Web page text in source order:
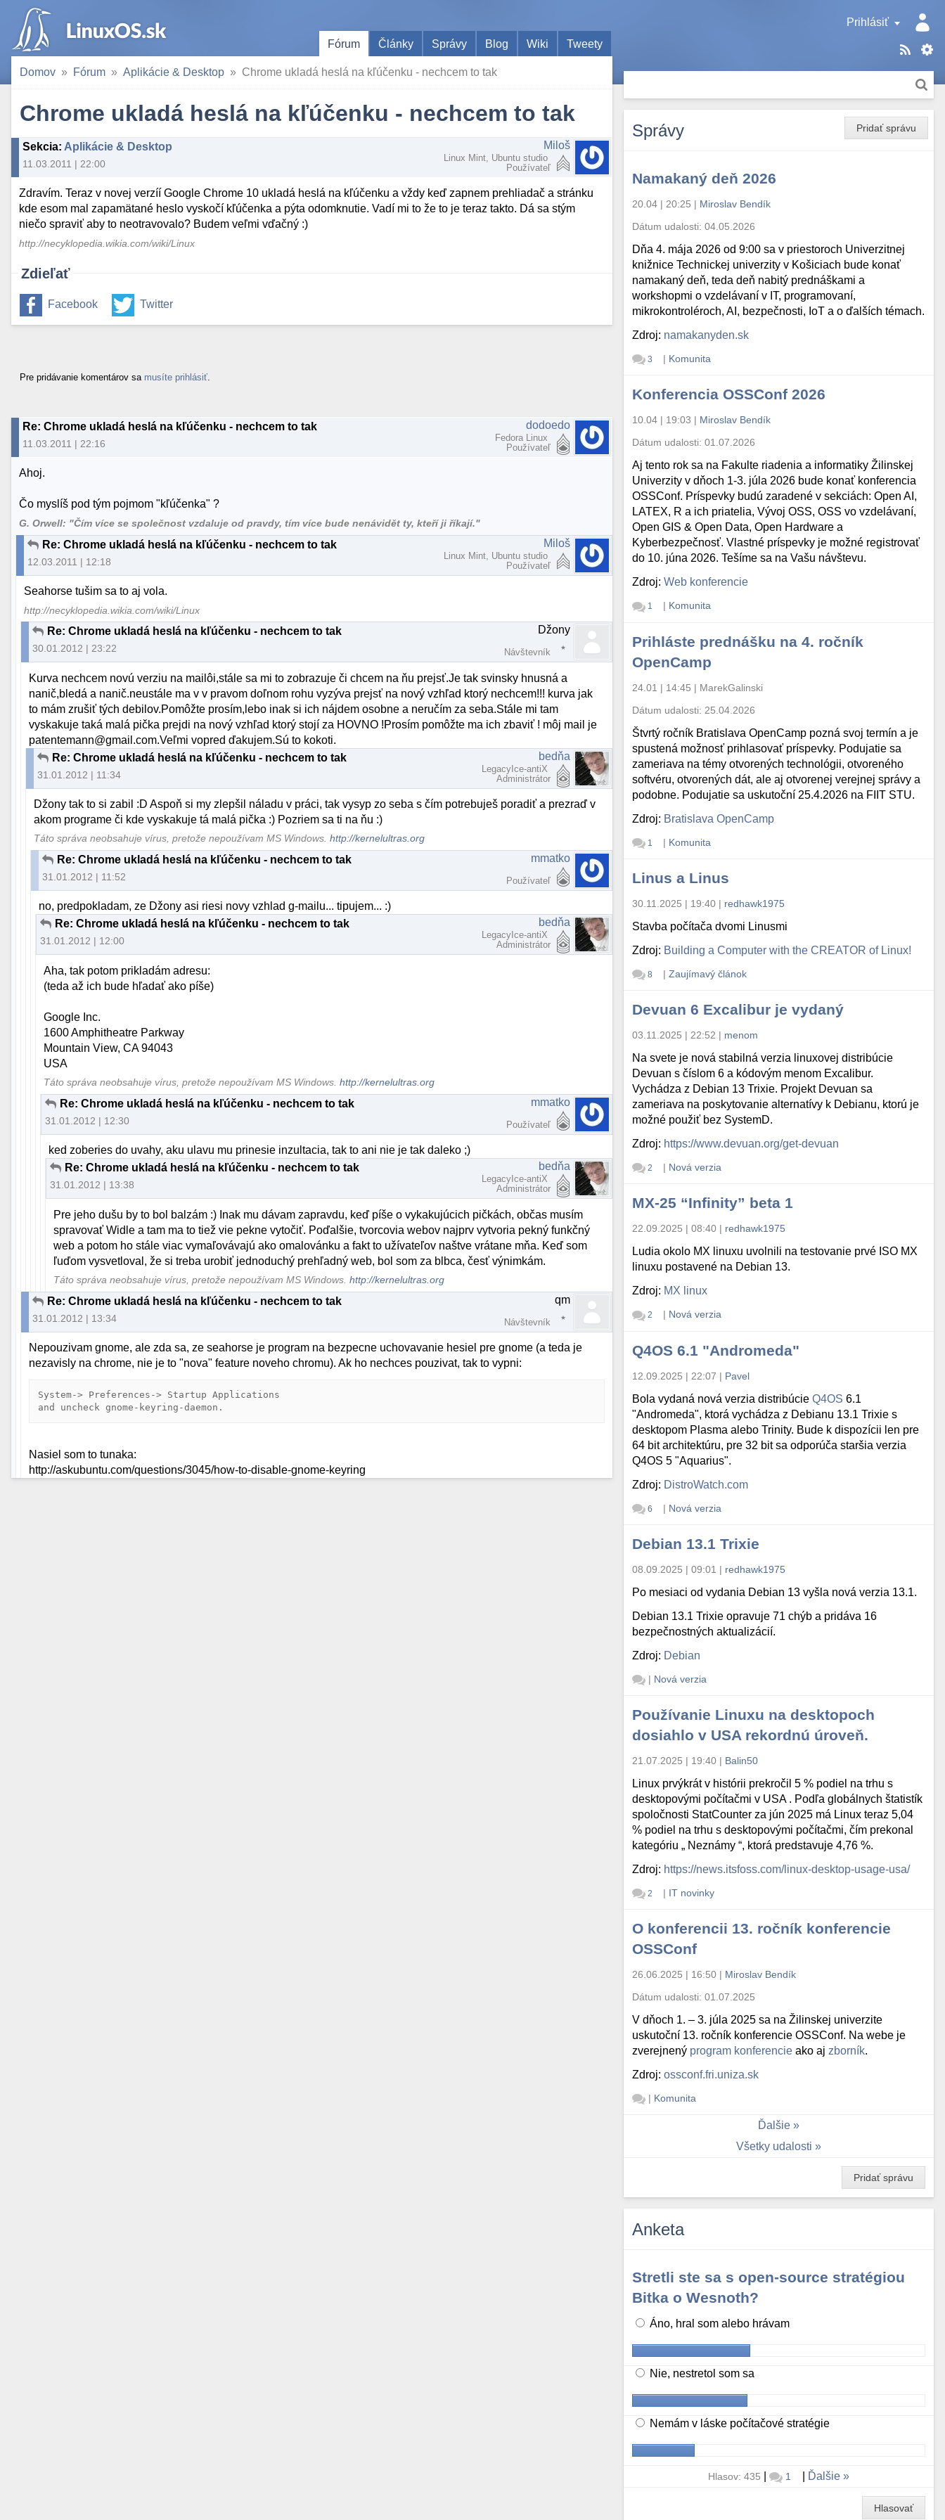
Prihlásiť
Fórum
Články Správy Blog Wiki Tweety
Domov Fórum Aplikácie & Desktop Chrome ukladá heslá na kľúčenku - nechcem to tak
Chrome ukladá heslá na kľúčenku - nechcem to tak
Sekcia: Aplikácie & Desktop
11.03.2011 | 22:00
Miloš
Linux Mint, Ubuntu studio
Používateľ
Zdravím. Teraz v novej verzíí Google Chrome 10 ukladá heslá na kľúčenku a vždy keď zapnem prehliadač a stránku
kde esom mal zapamätané heslo vyskočí kľúčenka a pýta odomknutie. Vadí mi to že to je teraz takto. Dá sa stým
niečo spraviť aby to neotravovalo? Budem veľmi vďačný :)
http://necyklopedia.wikia.com/wiki/Linux
Zdieľať
Facebook Twitter
Pre pridávanie komentárov sa musíte prihlásiť
Re: Chrome ukladá heslá na kľúčenku - nechcem to tak
11.03.2011 | 22:16
dodoedo
Fedora Linux
Používateľ
Ahoj.
Čo myslíš pod tým pojmom "kľúčenka" ?
G. Orwell: "Čím více se společnost vzdaluje od pravdy, tím více bude nenávidět ty, kteří ji říkají."
Re: Chrome ukladá heslá na kľúčenku - nechcem to tak
12.03.2011 | 12:18
Miloš
Linux Mint, Ubuntu studio
Používateľ
Seahorse tušim sa to aj vola.
http://necyklopedia.wikia.com/wiki/Linux
Re: Chrome ukladá heslá na kľúčenku - nechcem to tak
30.01.2012 | 23:22
Džony
Návštevník
Kurva nechcem novú verziu na mailôi,stále sa mi to zobrazuje či chcem na ňu prejsť.Je tak svinsky hnusná a
nanič,bledá a nanič.neustále ma v v pravom doľnom rohu vyzýva prejsť na nový vzhľad ktorý nechcem!!! kurva jak
to mám zrušiť tých debilov.Pomôžte prosím,lebo inak si ich nájdem osobne a neručím za seba.Stále mi tam
vyskakuje taká malá pička prejdi na nový vzhľad ktorý stojí za HOVNO !Prosím pomôžte ma ich zbaviť ! môj mail je
patentemann@gmail.com.Veľmi vopred ďakujem.Sú to kokoti.
Re: Chrome ukladá heslá na kľúčenku - nechcem to tak
31.01.2012 | 11:34
bedňa
LegacyIce-antiX
Administrátor
Džony tak to si zabil :D Aspoň si my zlepšil náladu v práci, tak vysyp zo seba s čím potrebuješ poradiť a prezraď v
akom programe či kde vyskakuje tá malá pička :) Pozriem sa ti na ňu :)
Táto správa neobsahuje vírus, pretože nepoužívam MS Windows.http://kernelultras.org
Re: Chrome ukladá heslá na kľúčenku - nechcem to tak
31.01.2012 | 11:52
mmatko
Používateľ
no, predpokladam, ze Džony asi riesi novy vzhlad g-mailu... tipujem... :)
Re: Chrome ukladá heslá na kľúčenku - nechcem to tak
31.01.2012 | 12:00
bedňa
LegacyIce-antiX
Administrátor
Aha, tak potom prikladám adresu:
(teda až ich bude hľadať ako píše)
Google Inc.
1600 Amphitheatre Parkway
Mountain View, CA 94043
USA
Táto správa neobsahuje vírus, pretože nepoužívam MS Windows.http://kernelultras.org
Re: Chrome ukladá heslá na kľúčenku - nechcem to tak
31.01.2012 | 12:30
mmatko
Používateľ
ked zoberies do uvahy, aku ulavu mu prinesie inzultacia, tak to ani nie je tak daleko ;)
Re: Chrome ukladá heslá na kľúčenku - nechcem to tak
31.01.2012 | 13:38
bedňa
LegacyIce-antiX
Administrátor
Pre jeho dušu by to bol balzám :) Inak mu dávam zapravdu, keď píše o vykakujúcich pičkách, občas musím
spravovať Widle a tam ma to tiež vie pekne vytočiť. Poďalšie, tvorcovia webov najprv vytvoria pekný funkčný
web a potom ho stále viac vymaľovávajú ako omalovánku a fakt to užívateľov naštve vrátane mňa. Keď som
ľuďom vysvetloval, že si treba urobiť jednoduchý prehľadný web, bol som za blbca, česť výnimkám.
Táto správa neobsahuje vírus, pretože nepoužívam MS Windows.http://kernelultras.org
Re: Chrome ukladá heslá na kľúčenku - nechcem to tak
31.01.2012 | 13:34
qm
Návštevník
Nepouzivam gnome, ale zda sa, ze seahorse je program na bezpecne uchovavanie hesiel pre gnome (a teda je
nezavisly na chrome, nie je to "nova" feature noveho chromu). Ak ho nechces pouzivat, tak to vypni:
System-> Preferences-> Startup Applications
and uncheck gnome-keyring-daemon.
Nasiel som to tunaka:
http://askubuntu.com/questions/3045/how-to-disable-gnome-keyring
Pridať správu
Správy
Namakaný deň 2026
20.04 | 20:25 | Miroslav Bendík
Dátum udalosti:04.05.2026
Dňa 4. mája 2026 od 9:00 sa v priestoroch Univerzitnej
knižnice Technickej univerzity v Košiciach bude konať
namakaný deň, teda deň nabitý prednáškami a
workshopmi o vzdelávaní v IT, programovaní,
mikrokontroléroch, AI, bezpečnosti, IoT a o ďalších témach.
Zdroj: namakanyden.sk
3 | Komunita
Konferencia OSSConf 2026
10.04 | 19:03 | Miroslav Bendík
Dátum udalosti:01.07.2026
Aj tento rok sa na Fakulte riadenia a informatiky Žilinskej
Univerzity v dňoch 1-3. júla 2026 bude konať konferencia
OSSConf. Príspevky budú zaradené v sekciách: Open AI,
LATEX, R a ich priatelia, Vývoj OSS, OSS vo vzdelávaní,
Open GIS & Open Data, Open Hardware a
Kyberbezpečnosť. Vlastné príspevky je možné registrovať
do 10. júna 2026. Tešíme sa na Vašu návštevu.
Zdroj:Web konferencie
1 | Komunita
Prihláste prednášku na 4. ročník
OpenCamp
24.01 | 14:45 | MarekGalinski
Dátum udalosti: 25.04.2026
Štvrtý ročník Bratislava OpenCamp pozná svoj termín a je
spustená možnosť prihlasovať príspevky. Podujatie sa
zameriava na témy otvorených technológii, otvoreného
softvéru, otvorených dát, ale aj otvorenej verejnej správy a
podobne. Podujatie sa uskutoční 25.4.2026 na FIIT STU.
Zdroj: Bratislava OpenCamp
1 | Komunita
Linus a Linus
30.11.2025 | 19:40 | redhawk1975
Stavba počítača dvomi Linusmi
Zdroj: Building a Computer with the CREATOR of Linux!
8 | Zaujímavý článok
Devuan 6 Excalibur je vydaný
03.11.2025 | 22:52 | menom
Na svete je nová stabilná verzia linuxovej distribúcie
Devuan s číslom 6 a kódovým menom Excalibur.
Vychádza z Debian 13 Trixie. Projekt Devuan sa
zameriava na poskytovanie alternatívy k Debianu, ktorú je
možné použiť bez SystemD.
Zdroj: https://www.devuan.org/get-devuan
2 | Nová verzia
MX-25 “Infinity” beta 1
22.09.2025 | 08:40 | redhawk1975
Ludia okolo MX linuxu uvolnili na testovanie prvé ISO MX
linuxu postavené na Debian 13.
Zdroj: MX linux
2 | Nová verzia
Q4OS 6.1 "Andromeda"
12.09.2025 | 22:07 | Pavel
Bola vydaná nová verzia distribúcieQ4OS 6.1
"Andromeda", ktorá vychádza z Debianu 13.1 Trixie s
desktopom Plasma alebo Trinity. Bude k dispozícii len pre
64 bit architektúru, pre 32 bit sa odporúča staršia verzia
Q4OS 5 "Aquarius".
Zdroj: DistroWatch.com
6 | Nová verzia
Debian 13.1 Trixie
08.09.2025 | 09:01 | redhawk1975
Po mesiaci od vydania Debian 13 vyšla nová verzia 13.1.
Debian 13.1 Trixie opravuje 71 chýb a pridáva 16
bezpečnostných aktualizácií.
Zdroj: Debian
| Nová verzia
Používanie Linuxu na desktopoch
dosiahlo v USA rekordnú úroveň.
21.07.2025 | 19:40 | Balin50
Linux prvýkrát v histórii prekročil 5 % podiel na trhu s
desktopovými počítačmi v USA . Podľa globálnych štatistík
spoločnosti StatCounter za jún 2025 má Linux teraz 5,04
% podiel na trhu s desktopovými počítačmi, čím prekonal
kategóriu „ Neznámy “, ktorá predstavuje 4,76 %.
Zdroj: https://news.itsfoss.com/linux-desktop-usage-usa/
2 | IT novinky
O konferencii 13. ročník konferencie
OSSConf
26.06.2025 | 16:50 | Miroslav Bendík
Dátum udalosti:01.07.2025
V dňoch 1. – 3. júla 2025 sa na Žilinskej univerzite
uskutoční 13. ročník konferencie OSSConf. Na webe je
zverejnený program konferencie ako aj zborník.
Zdroj:ossconf.fri.uniza.sk
| Komunita
Ďalšie
Všetky udalosti
Pridať správu
Anketa
Stretli ste sa s open-source stratégiou
Bitka o Wesnoth?
Áno, hral som alebo hrávam
Nie, nestretol som sa
Nemám v láske počítačové stratégie
Hlasov: 435 | 1 Ďalšie
Hlasovať